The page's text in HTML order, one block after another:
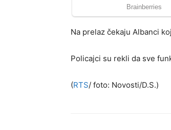
Na prelaz čekaju Albanci
Policajci su rekli da sve
(RTS/ foto: Novosti/D.S.)